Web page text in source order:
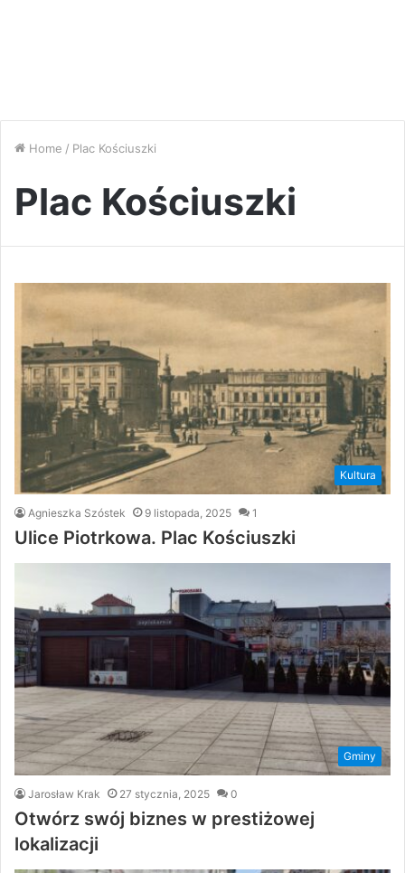
Home / Plac Kościuszki
Plac Kościuszki
Kultura
Agnieszka Szóstek 9 listopada, 2025 1
Ulice Piotrkowa. Plac Kościuszki
Gminy
Jarosław Krak 27 stycznia, 2025 0
Otwórz swój biznes w prestiżowej
lokalizacji